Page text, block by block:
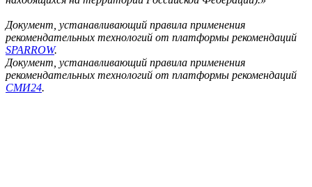
Документ, устанавливающий правила применения
рекомендательных технологий от платформы рекомендаций
SPARROW.
Документ, устанавливающий правила применения
рекомендательных технологий от платформы рекомендаций
СМИ24.